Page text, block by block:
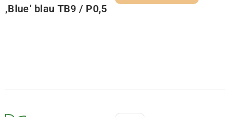
‚Blue‘ blau TB9 / P0,5